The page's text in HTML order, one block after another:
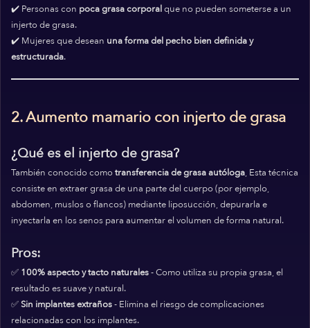
✔️ Personas con poca grasa corporalque no pueden someterse a un
injerto de grasa.
✔️ Mujeres que desean una forma del pecho bien definida y
estructurada.
2. Aumento mamario con injerto de grasa
¿Qué es el injerto de grasa?
También conocido comotransferencia de grasa autóloga, Esta técnica
consiste en extraer grasa de una parte del cuerpo (por ejemplo,
abdomen, muslos o flancos) mediante liposucción, depurarla e
inyectarla en los senos para aumentar el volumen de forma natural.
Pros:
✅ 100% aspecto y tacto naturales- Como utiliza su propia grasa, el
resultado es suave y natural.
✅Sin implantes extraños- Elimina el riesgo de complicaciones
relacionadas con los implantes.